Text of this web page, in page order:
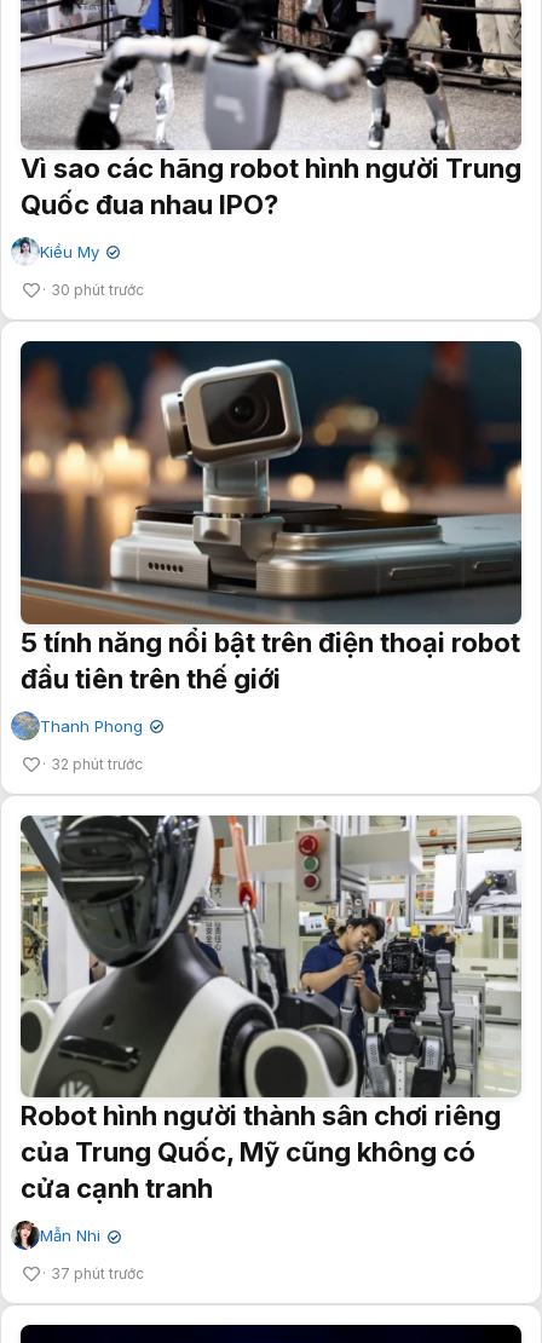
Vì sao các hãng robot hình người Trung
Quốc đua nhau IPO?
Kiều My ✔
30 phút trước
5 tính năng nổi bật trên điện thoại robot
đầu tiên trên thế giới
Thanh Phong ✔
32 phút trước
Robot hình người thành sân chơi riêng
của Trung Quốc, Mỹ cũng không có
cửa cạnh tranh
Mẫn Nhi ✔
37 phút trước